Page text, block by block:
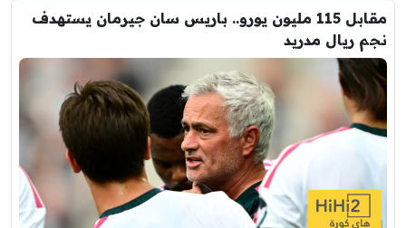
مقابل 115 مليون يورو.. باريس سان جيرمان يستهدف
نجم ريال مدريد